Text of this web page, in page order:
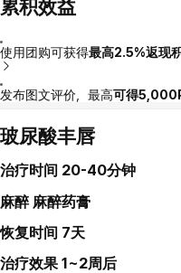
累积效益
使用团购可获得最高2.5%返现
发布图文评价，最高可得
玻尿酸丰唇
治疗时间 20-40分钟
麻醉 麻醉药膏
恢复时间 7天
治疗效果 1~2周后